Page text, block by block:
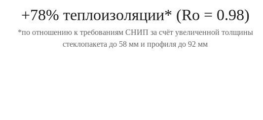
+78% теплоизоляции* (Ro = 0.98)
*по отношению к требованиям СНИП за счёт увеличенной толщины
стеклопакета до 58 мм и профиля до 92 мм